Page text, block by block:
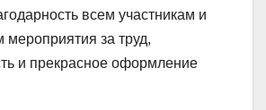
всем участникам и
мероприятия за труд,
и прекрасное оформление